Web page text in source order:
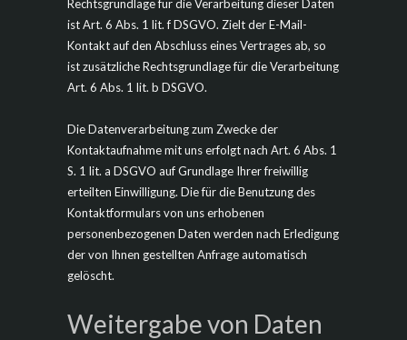
Rechtsgrundlage für die Verarbeitung dieser Daten
ist Art. 6 Abs. 1 lit. f DSGVO. Zielt der E-Mail-
Kontakt auf den Abschluss eines Vertrages ab, so
ist zusätzliche Rechtsgrundlage für die Verarbeitung
Art. 6 Abs. 1 lit. b DSGVO.
Die Datenverarbeitung zum Zwecke der
Kontaktaufnahme mit uns erfolgt nach Art. 6 Abs. 1
S. 1 lit. a DSGVO auf Grundlage Ihrer freiwillig
erteilten Einwilligung. Die für die Benutzung des
Kontaktformulars von uns erhobenen
personenbezogenen Daten werden nach Erledigung
der von Ihnen gestellten Anfrage automatisch
gelöscht.
Weitergabe von Daten